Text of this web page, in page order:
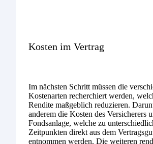
Kosten im Vertrag
Im nächsten Schritt müssen die
Kostenarten recherchiert werden,
Rendite maßgeblich reduzieren.
anderem die Kosten des Versicherers
Fondsanlage, welche zu
Zeitpunkten direkt aus dem
entnommen werden. Die weiteren